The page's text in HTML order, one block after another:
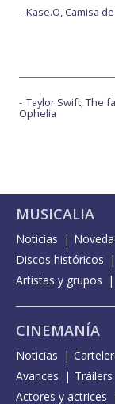
Kase.O, Camisa
Taylor Swift, The
Ophelia
MUSICALIA
Noticias
Discos históricos
Artistas y grupos
CINEMANÍA
Noticias
Avances
Tráilers
Actores y actrices